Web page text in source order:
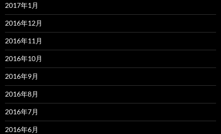
2017年1月
2016年12月
2016年11月
2016年10月
2016年9月
2016年8月
2016年7月
2016年6月